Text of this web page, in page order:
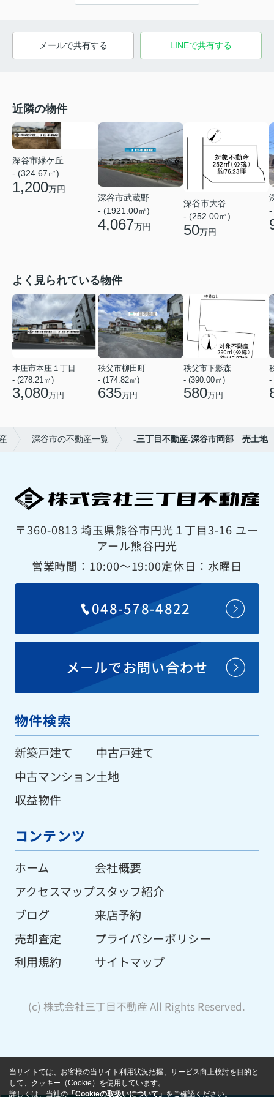
メールで共有する LINEで共有する
近隣の物件
深谷市緑ケ丘
- (324.67㎡)
1,200万円
深谷市武蔵野
- (1921.00㎡)
4,067万円
深谷市大谷
- (252.00㎡)
50万円
-
よく見られている物件
本庄市本庄１丁目
- (278.21㎡)
3,080万円
秩父市柳田町
- (174.82㎡)
635万円
秩父市下影森
- (390.00㎡)
580万円
-
深谷市の不動産一覧 -三丁目不動産-深谷市岡部 売土地
〒360-0813 埼玉県熊谷市円光１丁目3-16 ユー
アール熊谷円光
営業時間：10:00〜19:00定休日：水曜日
048-578-4822
メールでお問い合わせ
物件検索
新築戸建て
中古マンション
収益物件
中古戸建て
土地
コンテンツ
ホーム
アクセスマップ
ブログ
売却査定
利用規約
会社概要
スタッフ紹介
来店予約
プライバシーポリシー
サイトマップ
(c) 株式会社三丁目不動産 All Rights Reserved.
当サイトでは、お客様の当サイト利用状況把握、サービス向上検討を目的と
して、クッキー（Cookie）を使用しています。
詳しくは、当社の「Cookieの取扱いについて」をご確認ください。